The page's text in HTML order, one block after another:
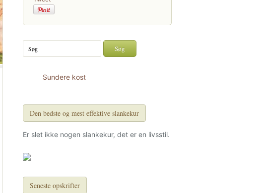
Sundere kost
Den bedste og mest effektive slankekur
Er slet ikke nogen slankekur, det er en livsstil.
Seneste opskrifter